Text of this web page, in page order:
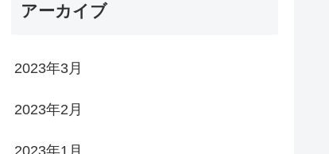
アーカイブ
2023年3月
2023年2月
2023年1月